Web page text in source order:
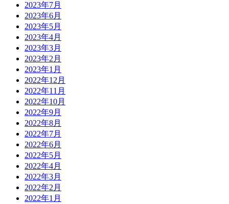
2023年7月
2023年6月
2023年5月
2023年4月
2023年3月
2023年2月
2023年1月
2022年12月
2022年11月
2022年10月
2022年9月
2022年8月
2022年7月
2022年6月
2022年5月
2022年4月
2022年3月
2022年2月
2022年1月